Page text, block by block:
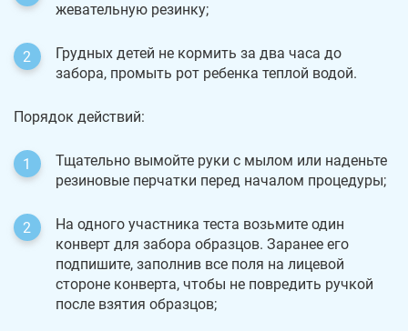
жевательную резинку;
Грудных детей не кормить за два часа до
забора, промыть рот ребенка теплой водой.
Порядок действий:
Тщательно вымойте руки с мылом или наденьте
резиновые перчатки перед началом процедуры;
На одного участника теста возьмите один
конверт для забора образцов. Заранее его
подпишите, заполнив все поля на лицевой
стороне конверта, чтобы не повредить ручкой
после взятия образцов;